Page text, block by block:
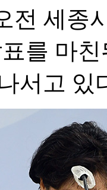
전 세종
를 마
서고 있